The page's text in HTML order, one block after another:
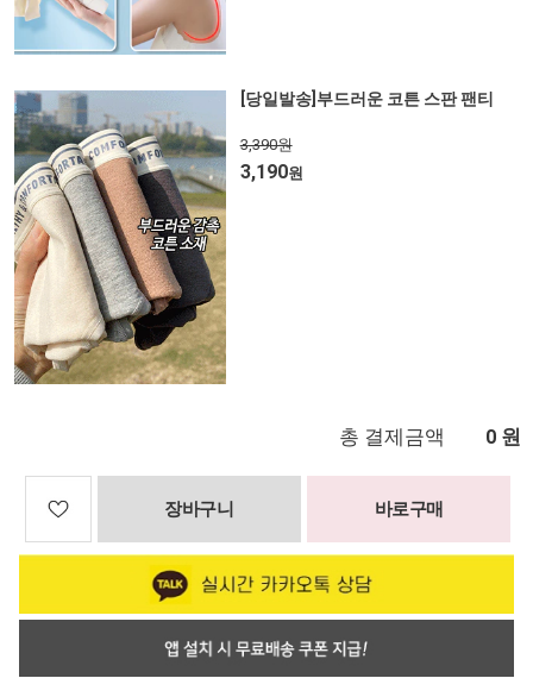
[당일발송]부드러운 코튼 스판 팬티
3,390원
3,190원
총 결제금액 0 원
장바구니 바로구매